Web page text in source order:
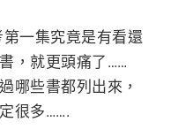
一集究竟是有看還
，就更頭痛了……
哪些書都列出來，
很多…….